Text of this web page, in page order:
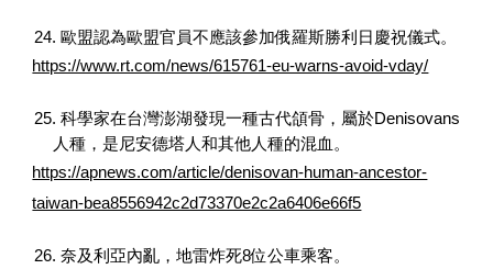
24. 歐盟認為歐盟官員不應該參加俄羅斯勝利日慶祝儀式。
https://www.rt.com/news/615761-eu-warns-avoid-vday/
25. 科學家在台灣澎湖發現一種古代頜骨，屬於Denisovans
人種，是尼安德塔人和其他人種的混血。
https://apnews.com/article/denisovan-human-ancestor-
taiwan-bea8556942c2d73370e2c2a6406e66f5
26. 奈及利亞內亂，地雷炸死8位公車乘客。